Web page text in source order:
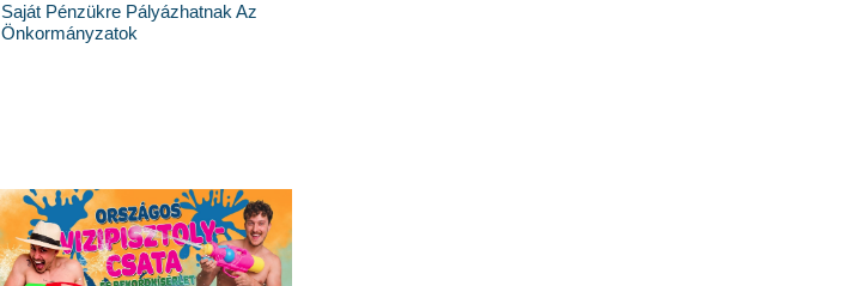
Saját Pénzükre Pályázhatnak Az
Önkormányzatok